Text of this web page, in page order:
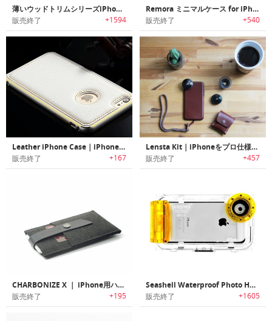
薄いウッドトリムシリーズiPhone5ケース
販売終了 +1594
Remora ミニマルケース for iPhone 5/5s
販売終了 +540
Leather iPhone Case｜iPhone 6シリーズ用プレミアムレザーケース
販売終了 +167
Lensta Kit｜iPhoneをプロ仕様カメラに変えるケース＆レンズキット「レンスタキット」
販売終了 +457
CHARBONIZE X ｜ iPhone用ハンドメイドチャリティーウォレット
販売終了 +195
Seashell Waterproof Photo Housing 〜 iPhone 5用防水ケース
販売終了 +1605